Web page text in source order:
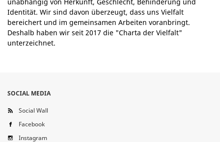
Identität. Wir sind davon überzeugt, dass uns Vielfalt
bereichert und im gemeinsamen Arbeiten voranbringt.
Deshalb haben wir seit 2017 die "Charta der Vielfalt"
unterzeichnet.
SOCIAL MEDIA
Social Wall
Facebook
Instagram